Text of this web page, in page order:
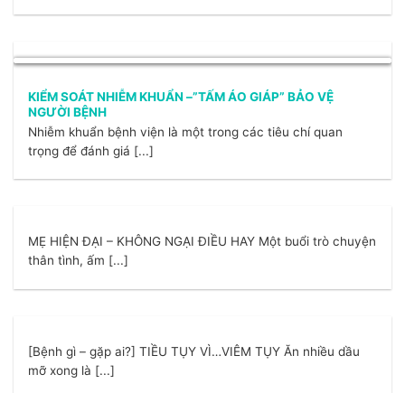
KIỂM SOÁT NHIỄM KHUẨN –”TẤM ÁO GIÁP” BẢO VỆ
NGƯỜI BỆNH
Nhiễm khuẩn bệnh viện là một trong các tiêu chí quan
trọng để đánh giá [...]
MẸ HIỆN ĐẠI – KHÔNG NGẠI ĐIỀU HAY Một buổi trò chuyện
thân tình, ấm [...]
[Bệnh gì – gặp ai?] TIỀU TỤY VÌ…VIÊM TỤY Ăn nhiều dầu
mỡ xong là [...]